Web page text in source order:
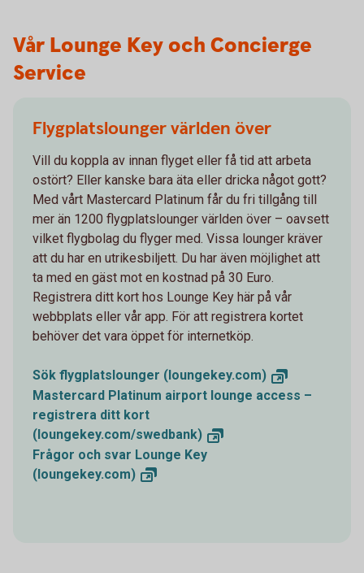
Vår Lounge Key och Concierge
Service
Flygplatslounger världen över
Vill du koppla av innan flyget eller få tid att arbeta
ostört? Eller kanske bara äta eller dricka något gott?
Med vårt Mastercard Platinum får du fri tillgång till
mer än 1200 flygplatslounger världen över – oavsett
vilket flygbolag du flyger med. Vissa lounger kräver
att du har en utrikesbiljett. Du har även möjlighet att
ta med en gäst mot en kostnad på 30 Euro.
Registrera ditt kort hos Lounge Key här på vår
webbplats eller vår app. För att registrera kortet
behöver det vara öppet för internetköp.
Sök flygplatslounger (loungekey.com)
Mastercard Platinum airport lounge access –
registrera ditt kort
(loungekey.com/swedbank)
Frågor och svar Lounge Key
(loungekey.com)